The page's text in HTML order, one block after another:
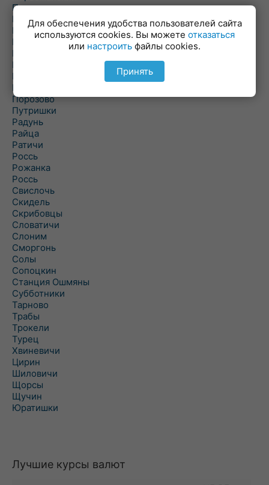
Пески
Петревичи
Погородно
Пограничный
Подлабенье
Подольцы
Подороск
Поречье
Порозово
Путришки
Радунь
Райца
Ратичи
Роcсь
Рожанка
Россь
Свислочь
Скидель
Скрибовцы
Словатичи
Слоним
Сморгонь
Солы
Сопоцкин
Станция Ошмяны
Субботники
Тарново
Трабы
Трокели
Турец
Хвиневичи
Цирин
Шиловичи
Щорсы
Щучин
Юратишки
Лучшие курсы валют
Для обеспечения удобства пользователей сайта
используются cookies. Вы можете отказаться
или настроить файлы cookies.
Принять